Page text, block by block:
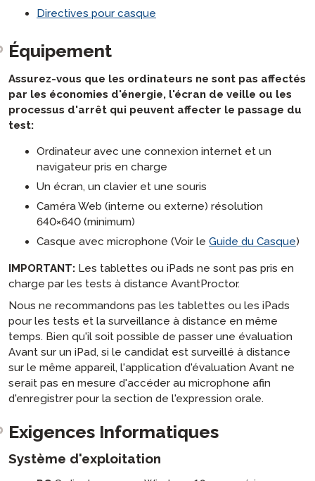
Directives pour casque
Équipement
Assurez-vous que les ordinateurs ne sont pas affectés
par les économies d'énergie, l'écran de veille ou les
processus d'arrêt qui peuvent affecter le passage du
test:
Ordinateur avec une connexion internet et un
navigateur pris en charge
Un écran, un clavier et une souris
Caméra Web (interne ou externe) résolution
640×640 (minimum)
Casque avec microphone (Voir le Guide du Casque)
IMPORTANT: Les tablettes ou iPads ne sont pas pris en
charge par les tests à distance AvantProctor.
Nous ne recommandons pas les tablettes ou les iPads
pour les tests et la surveillance à distance en même
temps. Bien qu'il soit possible de passer une évaluation
Avant sur un iPad, si le candidat est surveillé à distance
sur le même appareil, l'application d'évaluation Avant ne
serait pas en mesure d'accéder au microphone afin
d'enregistrer pour la section de l'expression orale.
Exigences Informatiques
Système d'exploitation